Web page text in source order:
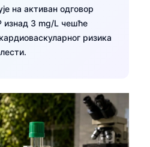
на активан одговор
изнад 3 mg/L чешће
ризика